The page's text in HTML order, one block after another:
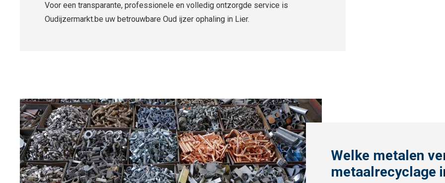
Voor een transparante, professionele en volledig ontzorgde service is
Oudijzermarkt.be uw betrouwbare Oud ijzer ophaling in Lier.
Welke metalen
metaalrecyclage